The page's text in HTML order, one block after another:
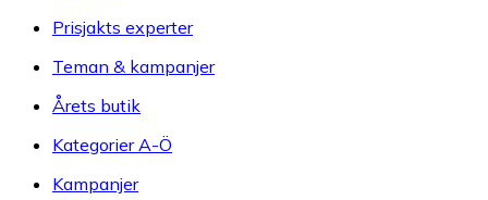
Prisjakts experter
Teman & kampanjer
Årets butik
Kategorier A-Ö
Kampanjer